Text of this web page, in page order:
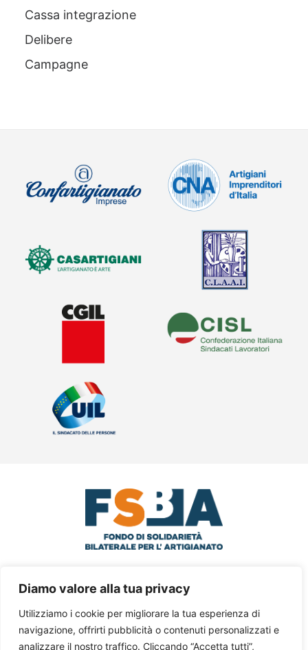
Diamo valore alla tua privacy
Utilizziamo i cookie per migliorare la tua esperienza di
navigazione, offrirti pubblicità o contenuti personalizzati e
analizzare il nostro traffico. Cliccando “Accetta tutti”,
Cassa integrazione
Delibere
Campagne
© 2024 FSBA Via Santa Croce in
Gerusalemme, 63 – III° Piano Int.5 – 00185
Roma